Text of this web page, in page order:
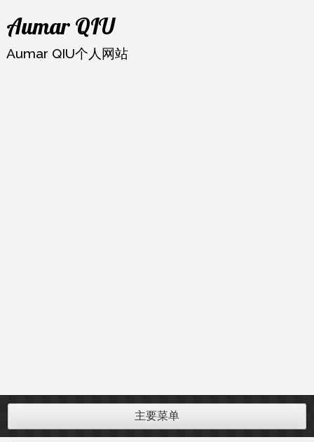
至
内
Aumar QIU
Aumar QIU个人网站
主要菜单